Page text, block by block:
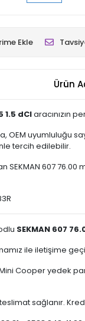
Ekle
Ürün
1.5 dCIaracınızın
OEM uyumluluğu
tercih edilebilir.
SEKMAN 607
SEKMAN 607
ile iletişime
Cooper yedek
sağlanır.